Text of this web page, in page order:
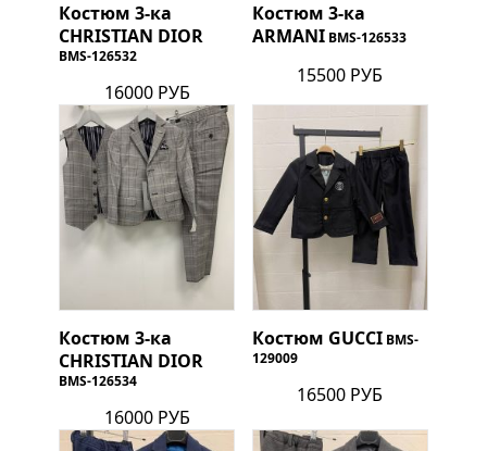
Костюм 3-ка
CHRISTIAN DIOR
BMS-126532
16000 РУБ
Костюм 3-ка
ARMANI BMS-126533
15500 РУБ
Костюм 3-ка
CHRISTIAN DIOR
BMS-126534
16000 РУБ
Костюм GUCCI BMS-
129009
16500 РУБ